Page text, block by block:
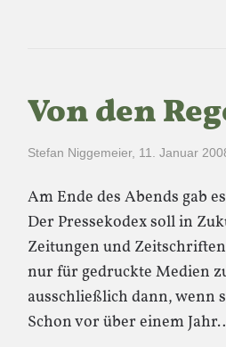
Von den
Stefan Niggemeier, 11. Januar
Am Ende des Abends gab
Der Pressekodex soll in
Zeitungen und
nur für gedruckte Medien
ausschließlich dann, wenn
Schon vor über einem